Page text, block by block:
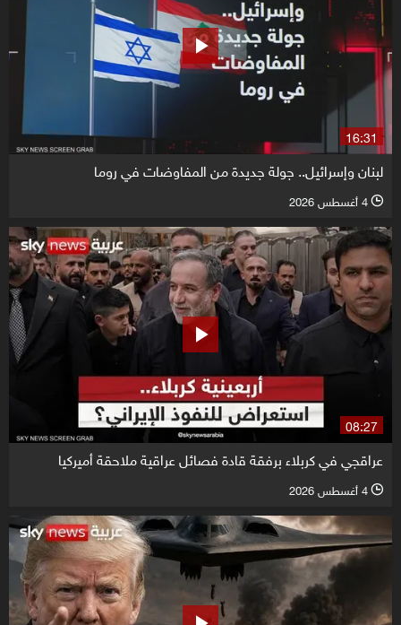
16:31
لبنان وإسرائيل.. جولة جديدة من المفاوضات في روما
l 4 أغسطس 2026
08:27
عراقجي في كربلاء برفقة قادة فصائل عراقية ملاحقة أميركيا
l 4 أغسطس 2026